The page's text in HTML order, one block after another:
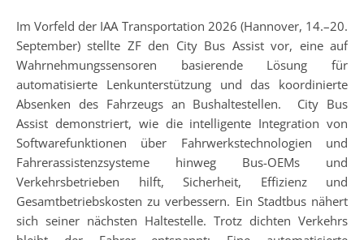
Im Vorfeld der IAA Transportation 2026 (Hannover, 14.–20.
September) stellte ZF den City Bus Assist vor, eine auf
Wahrnehmungssensoren basierende Lösung für
automatisierte Lenkunterstützung und das koordinierte
Absenken des Fahrzeugs an Bushaltestellen. City Bus
Assist demonstriert, wie die intelligente Integration von
Softwarefunktionen über Fahrwerkstechnologien und
Fahrerassistenzsysteme hinweg Bus-OEMs und
Verkehrsbetrieben hilft, Sicherheit, Effizienz und
Gesamtbetriebskosten zu verbessern. Ein Stadtbus nähert
sich seiner nächsten Haltestelle. Trotz dichten Verkehrs